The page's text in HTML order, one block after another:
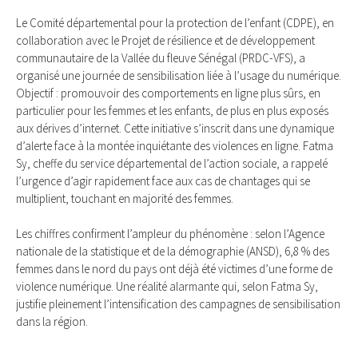
Le Comité départemental pour la protection de l’enfant (CDPE), en
collaboration avec le Projet de résilience et de développement
communautaire de la Vallée du fleuve Sénégal (PRDC-VFS), a
organisé une journée de sensibilisation liée à l’usage du numérique.
Objectif : promouvoir des comportements en ligne plus sûrs, en
particulier pour les femmes et les enfants, de plus en plus exposés
aux dérives d’internet. Cette initiative s’inscrit dans une dynamique
d’alerte face à la montée inquiétante des violences en ligne. Fatma
Sy, cheffe du service départemental de l’action sociale, a rappelé
l’urgence d’agir rapidement face aux cas de chantages qui se
multiplient, touchant en majorité des femmes.
Les chiffres confirment l’ampleur du phénomène : selon l’Agence
nationale de la statistique et de la démographie (ANSD), 6,8 % des
femmes dans le nord du pays ont déjà été victimes d’une forme de
violence numérique. Une réalité alarmante qui, selon Fatma Sy,
justifie pleinement l’intensification des campagnes de sensibilisation
dans la région.